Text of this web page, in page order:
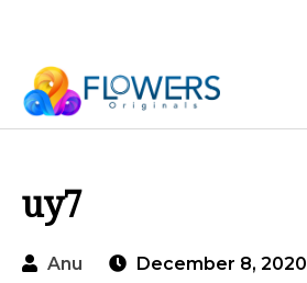
uy7
Anu December 8, 2020